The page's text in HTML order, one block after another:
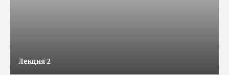
Лекция 2